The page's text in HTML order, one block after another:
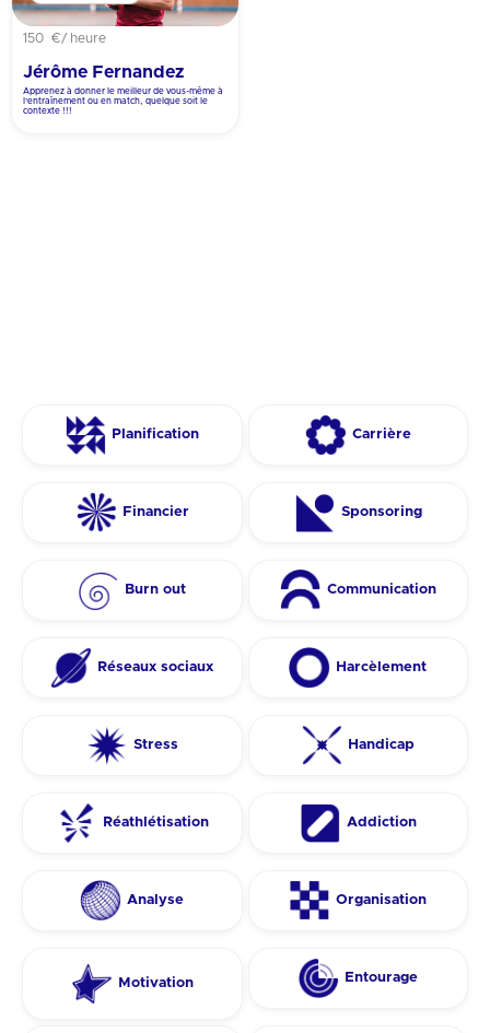
150 €/ heure
Jérôme Fernandez
Apprenez à donner le meilleur de vous-même à
l’entraînement ou en match, quelque soit le
contexte !!!
Planification Carrière
Financier Sponsoring
Burn out Communication
Réseaux sociaux Harcèlement
Stress Handicap
Réathlétisation Addiction
Analyse Organisation
Motivation Entourage